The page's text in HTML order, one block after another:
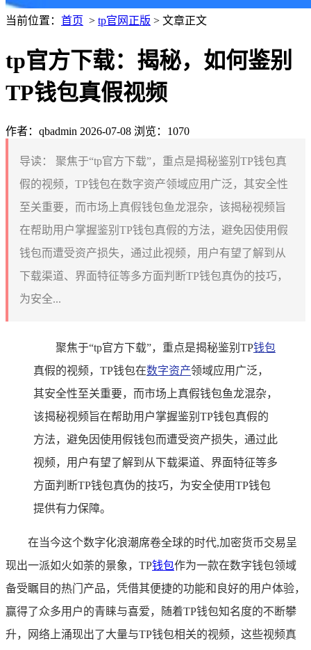
当前位置： 首页 > tp官网正版 > 文章正文
tp官方下载：揭秘，如何鉴别
TP钱包真假视频
作者：qbadmin 2026-07-08 浏览：1070
导读：
聚焦于“tp官方下载”，重点是揭秘鉴别TP钱包真
假的视频，TP钱包在数字资产领域应用广泛，其安全性
至关重要，而市场上真假钱包鱼龙混杂，该揭秘视频旨
在帮助用户掌握鉴别TP钱包真假的方法，避免因使用假
钱包而遭受资产损失，通过此视频，用户有望了解到从
下载渠道、界面特征等多方面判断TP钱包真伪的技巧，
为安全...
聚焦于“tp官方下载”，重点是揭秘鉴别TP钱包
真假的视频，TP钱包在数字资产领域应用广泛，
其安全性至关重要，而市场上真假钱包鱼龙混杂，
该揭秘视频旨在帮助用户掌握鉴别TP钱包真假的
方法，避免因使用假钱包而遭受资产损失，通过此
视频，用户有望了解到从下载渠道、界面特征等多
方面判断TP钱包真伪的技巧，为安全使用TP钱包
提供有力保障。
在当今这个数字化浪潮席卷全球的时代,加密货币交易呈
现出一派如火如荼的景象，TP钱包作为一款在数字钱包领域
备受瞩目的热门产品，凭借其便捷的功能和良好的用户体验，
赢得了众多用户的青睐与喜爱，随着TP钱包知名度的不断攀
升，网络上涌现出了大量与TP钱包相关的视频，这些视频真